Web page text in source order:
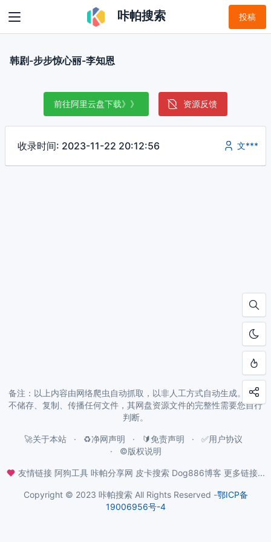
咔帕搜索 投稿
韩剧-步步惊心丽-李知恩
前往阿里云盘下载》》 资源反馈
收录时间: 2023-11-22 20:12:56 文***
备注：以上内容由网络爬虫自动抓取，以非人工方式自动生成。本站
不储存、复制、传播任何文件，其网盘资源文件的完整性需要您自行
判断。
🚀关于本站 ♻️净网声明 🔰免责声明
✅用户协议
©️版权说明
友情链接 阿狗工具 咔帕分享网 皮卡搜索 Dog886博客 更多链接...
Copyright © 2023 咔帕搜索 All Rights Reserved -鄂ICP备
19006956号-4